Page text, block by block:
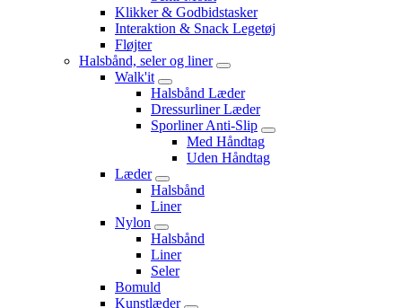
Klikker & Godbidstasker
Interaktion & Snack Legetøj
Fløjter
Halsbånd, seler og liner
Walk'it
Halsbånd Læder
Dressurliner Læder
Sporliner Anti-Slip
Med Håndtag
Uden Håndtag
Læder
Halsbånd
Liner
Nylon
Halsbånd
Liner
Seler
Bomuld
Kunstlæder